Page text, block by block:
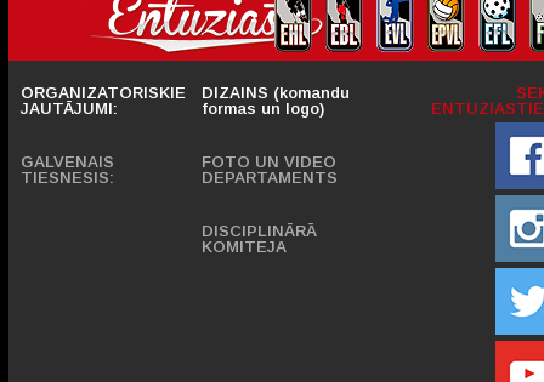
ORGANIZATORISKIE
JAUTĀJUMI:
GALVENAIS
TIESNESIS:
DIZAINS (komandu
formas un logo)
FOTO UN VIDEO
DEPARTAMENTS
DISCIPLINĀRĀ
KOMITEJA